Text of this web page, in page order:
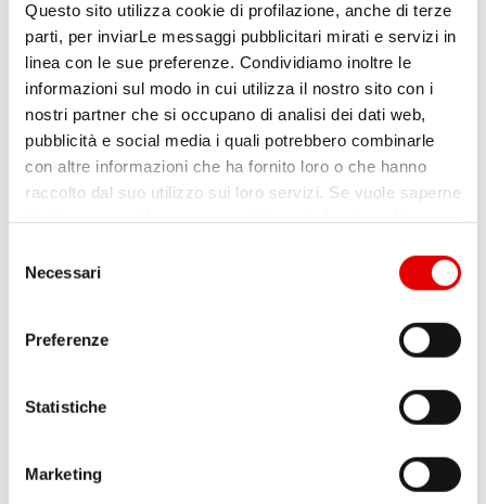
Questo sito utilizza cookie di profilazione, anche di terze
parti, per inviarLe messaggi pubblicitari mirati e servizi in
linea con le sue preferenze. Condividiamo inoltre le
informazioni sul modo in cui utilizza il nostro sito con i
nostri partner che si occupano di analisi dei dati web,
pubblicità e social media i quali potrebbero combinarle
con altre informazioni che ha fornito loro o che hanno
raccolto dal suo utilizzo sui loro servizi. Se vuole saperne
sul tasto “Accetta tutti”. Se non vuole i cookie di
Necessari
Preferenze
Statistiche
Marketing
Molti dei processi amministrativi e contabili
delle banche sono ripetitivi e regolamentati,
quindi automatizzabili con software RPA. Per
esempio, nell’acquisizione dell’anagrafica
dei clientiapposite applicazioni controllano
i dati in entrata confrontando quelli ottenuti
dall’Agenzia delle Entrate con quelli della
documenti di un cliente, soluzioni di
Robotic
raccolgono automaticamente